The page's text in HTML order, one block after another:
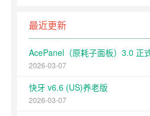
最近更新
AcePanel（原耗子面板）3.0 正
2026-03-07
快牙 v6.6 (US)养老版
2026-03-07